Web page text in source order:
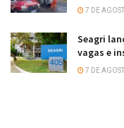
7 DE
Seagri
vagas e
7 DE